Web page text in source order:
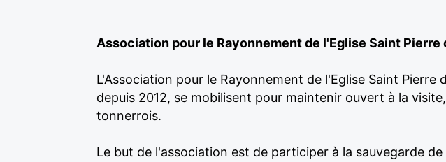
Association pour le Rayonnement de l'Eglise Saint
L'Association pour le Rayonnement de l'Eglise Saint
depuis 2012, se mobilisent pour maintenir ouvert à la
tonnerrois.
Le but de l'association est de participer à la sauvegarde